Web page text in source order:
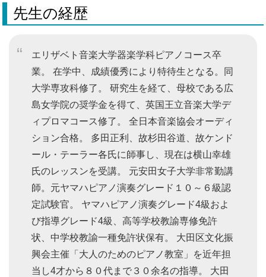
先生の経歴
エリザベト音楽大学器楽学科ピアノコース卒
業。 在学中、成績優秀により特待生となる。同
大学専攻科修了。 研究生を経て、母校である広
島女学院の奨学金を得て、英国王立音楽大学デ
ィプロマコース修了。 全日本音楽協会オーディ
ション合格。 多田正利、故杉田谷道、故ケンド
ール・テーラー各氏に師事し、現在は横山幸雄
氏のレッスンを受講。 元安田女子大学非常勤講
師。元ヤマハピアノ演奏グレード１０～６級認
定試験官。 ヤマハピアノ演奏グレード4級およ
び指導グレード4級、高等学校教諭専修免許
状、中学校教諭一種免許状保有。 大田区文化振
興会主催「大人のためのピアノ教室」を近年担
当し4才から８０代まで３０余名の指導。 大田